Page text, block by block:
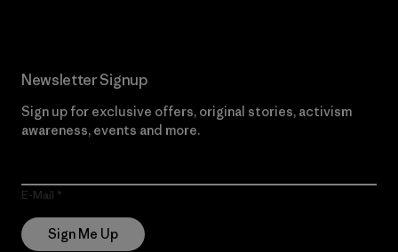
Newsletter Signup
Sign up for exclusive offers, original stories, activism
awareness, events and more.
E-Mail
Sign Me Up